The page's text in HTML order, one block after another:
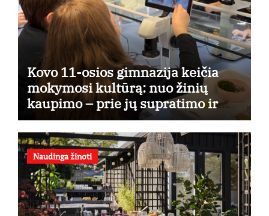
Kovo 11-osios gimnazija keičia
mokymosi kultūrą: nuo žinių
kaupimo – prie jų supratimo ir
taikymo
Naudinga žinoti